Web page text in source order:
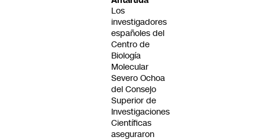
Los
investigadores
españoles del
Centro de
Biología
Molecular
Severo Ochoa
del Consejo
Superior de
Investigaciones
Científicas
aseguraron